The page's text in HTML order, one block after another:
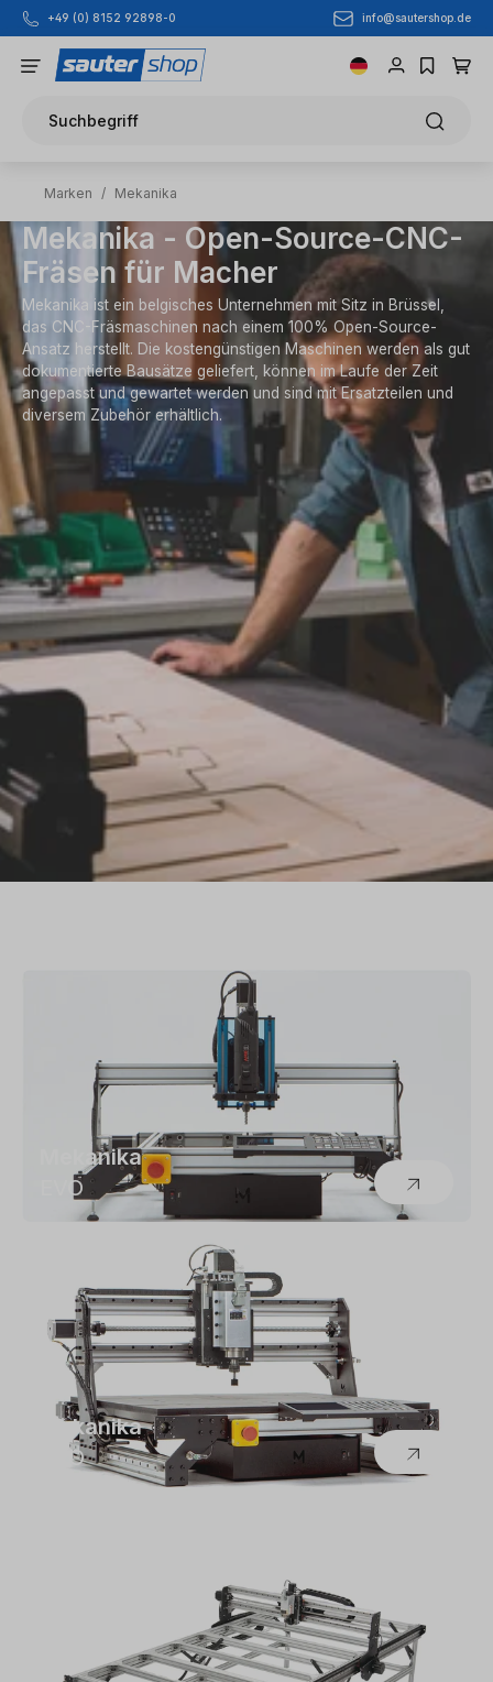
Zum Hauptinhalt springen
+49 (0) 8152 92898-0 info@sautershop.de
Suchbegriff
Marken / Mekanika
Mekanika - Open-Source-CNC-
Fräsen für Macher
Mekanika ist ein belgisches Unternehmen mit Sitz in Brüssel,
das CNC-Fräsmaschinen nach einem 100% Open-Source-
Ansatz herstellt. Die kostengünstigen Maschinen werden als gut
dokumentierte Bausätze geliefert, können im Laufe der Zeit
angepasst und gewartet werden und sind mit Ersatzteilen und
diversem Zubehör erhältlich.
Mekanika
EVO
Mekanika
PRO